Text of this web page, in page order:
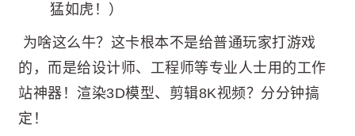
猛如虎！）
为啥这么牛？这卡根本不是给普通玩家打游戏
的，而是给设计师、工程师等专业人士用的工作
站神器！渲染3D模型、剪辑8K视频？分分钟搞
定！